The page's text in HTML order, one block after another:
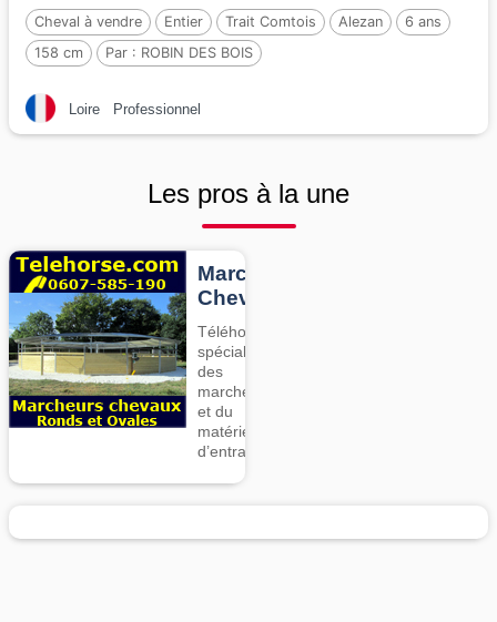
Cheval à vendre Entier Trait Comtois Alezan
6 ans
158 cm
Par : ROBIN DES BOIS
Loire Professionnel
Les pros à la une
Marcheurs
Chevaux
Téléhorse,
spécialiste
des
marcheurs
et du
matériel
d’entrainement